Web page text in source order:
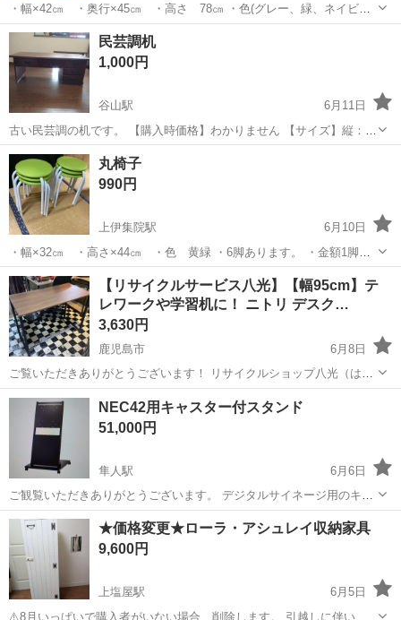
・幅×42㎝ ・奥行×45㎝ ・高さ 78㎝ ・色(グレー、緑、ネイビ
ー、ダークグレー) ・各色一脚の計4脚あります。 ・4脚まとめての金
額です。 ・現物確認可能です。
鹿児島 鹿児島市 上伊集院駅
民芸調机
1,000円
谷山駅
6月11日
古い民芸調の机です。 【購入時価格】わかりません 【サイズ】縦：
45cm、横：100cm、高さ：38cm （大体です） 【傷などの状態】古
いので小キズは、たくさんあります 引き出しの一つだけが取っ手がな
いです 【ア...
鹿児島 鹿児島市 谷山駅
丸椅子
990円
上伊集院駅
6月10日
・幅×32㎝ ・高さ×44㎝ ・色 黄緑 ・6脚あります。 ・金額1脚あ
たりの金額です。 現物確認できますのでお気軽にお問い合わせくださ
い。
鹿児島 鹿児島市 上伊集院駅 オフィス用家具
【リサイクルサービス八光】【幅95cm】テ
レワークや学習机に！ ニトリ デスク…
3,630円
鹿児島市
6月8日
ご覧いただきありがとうございます！ リサイクルショップ八光（はっ
こう）です。 ニトリで人気の「ザッキー」シリーズのワークデスクで
す。 落ち着いたダークブラウンの天板にブラックのスチール脚を組み
合わせた、どん...
鹿児島 鹿児島市 オフィス用家具 ザッキー
NEC42用キャスター付スタンド
51,000円
隼人駅
6月6日
ご観覧いただきありがとうございます。 デジタルサイネージ用のキャ
スター付きの台です。装置したまま移動が可能です。 未開封です。取
りに来られる方限定です。 よろしくお願いします。
鹿児島 霧島市 隼人駅 オフィス用家具 キャスター
★価格変更★ローラ・アシュレイ収納家具
9,600円
上塩屋駅
6月5日
⚠️8月いっぱいで購入者がいない場合、削除します。 引越しに伴い家